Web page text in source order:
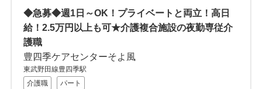
◆急募◆週1日～OK！プライベートと両立！高日
給！2.5万円以上も可★介護複合施設の夜勤専従介
護職
豊四季ケアセンターそよ風
東武野田線豊四季駅
介護職
パート